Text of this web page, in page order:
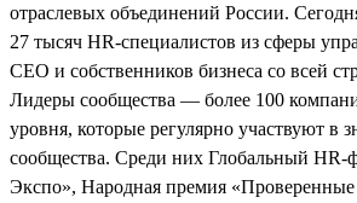
отраслевых объединений России.
27 тысяч HR-специалистов из сферы
СЕО и собственников бизнеса со всей
Лидеры сообщества — более 100
уровня, которые регулярно участвуют в
сообщества. Среди них Глобальный HR-
Экспо», Народная премия